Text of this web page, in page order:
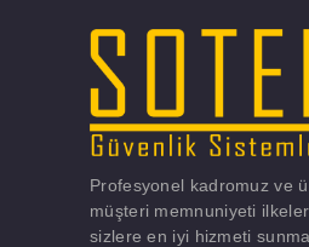
Profesyonel kadromuz ve
müşteri memnuniyeti
sizlere en iyi hizmeti